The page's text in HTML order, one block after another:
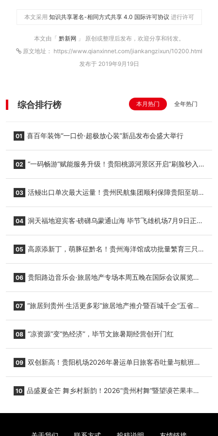
本文采用 知识共享署名-相同方式共享 4.0 国际许可协议 进行许可
本文由「 黔新网 」 原创或整理后发布，欢迎分享和转发。
原文地址： https://www.qianxinnet.com/jiankangzixun/10200.html
发布于 2019年9月19日
综合排行榜 本月热门 全年热门
01 喜百年装饰“一口价·超极放心装”新品发布会盛大举行
02 “一码畅游”赋能服务升级！贵阳桃源河景区开启“刷脸秒入
03 活鳗出口单次最大运量！贵州民航集团顺利保障贵阳至胡
04 洞天福地迎宾客·磅礴乌蒙通山海 毕节飞雄机场7月9日正式
05 高原添新丁，萌豚征黔名！贵州海洋馆成功批量繁育三只
06 贵阳路边音乐会·旅居地产专场本周五晚在国际会议展览中
07 “旅居到贵州·生活更多彩”旅居地产推介暨百城千企“五省
08 “凉资源”变“热经济”，毕节文旅暑期经营创开门红
09 双创新高！贵阳机场2026年暑运单日旅客吞吐量与航班起
10 品盛夏金芒 舞乡村新韵！2026“贵州村舞”暨望谟芒果丰收